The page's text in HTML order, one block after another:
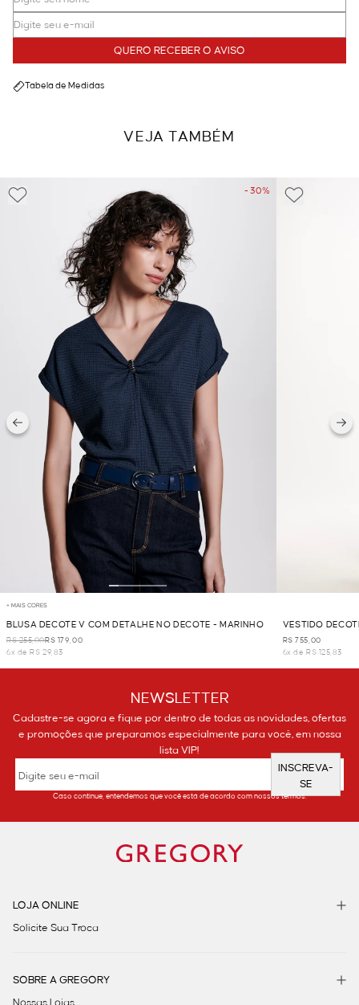
QUERO RECEBER O AVISO
Tabela de Medidas
VEJA TAMBÉM
- 30%
+ MAIS CORES
BLUSA DECOTE V COM DETALHE NO DECOTE - MARINHO
R$ 255,00R$ 179,00
6x de R$ 29,83
VESTIDO
R$ 755,00
6x de R$ 125,83
NEWSLETTER
Cadastre-se agora e fique por dentro de todas as novidades, ofertas
e promoções que preparamos especialmente para você, em nossa
lista VIP!
INSCREVA-
SE
Caso continue, entendemos que você está de acordo com nossos termos.
LOJA ONLINE
Solicite Sua Troca
SOBRE A GREGORY